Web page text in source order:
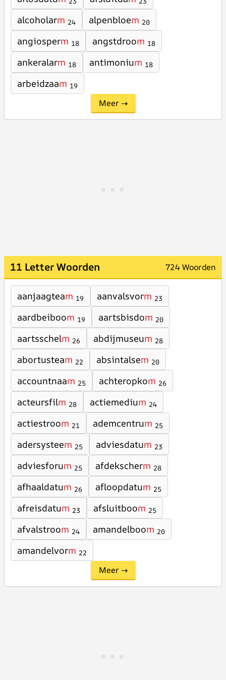
alcoholarm 24 alpenbloem 20
angiosperm 18 angstdroom 18
ankeralarm 18 antimonium 18
arbeidzaam 19
Meer →
11 Letter Woorden 724 Woorden
aanjaagteam 19 aanvalsvorm 23
aardbeiboom 19 aartsbisdom 20
aartsschelm 26 abdijmuseum 28
abortusteam 22 absintalsem 20
accountnaam 25 achteropkom 26
acteursfilm 28 actiemedium 24
actiestroom 21 ademcentrum 25
adersysteem 25 adviesdatum 23
adviesforum 25 afdekscherm 28
afhaaldatum 26 afloopdatum 25
afreisdatum 23 afsluitboom 25
afvalstroom 24 amandelboom 20
amandelvorm 22
Meer →